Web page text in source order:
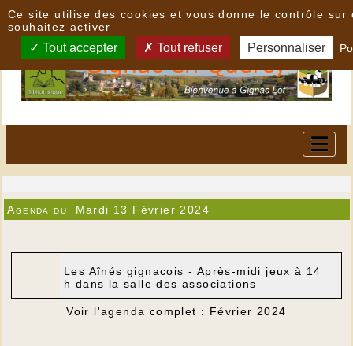
Agenda du Mardi 13 Février 2024
Les Aînés gignacois - Après-midi jeux à 14
h dans la salle des associations
Voir l'agenda complet : Février 2024
Ce site utilise des cookies et vous donne le contrôle sur
souhaitez activer
Tout accepter Tout refuser Personnaliser